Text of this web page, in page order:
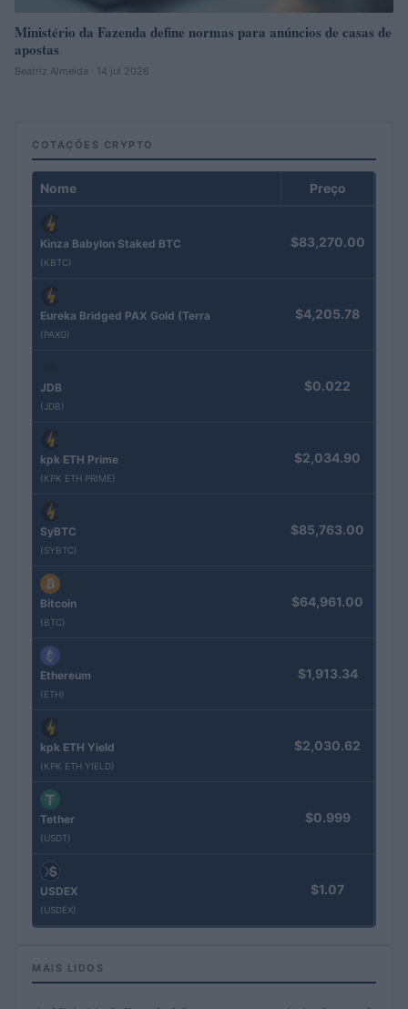
Ministério da Fazenda define normas para anúncios de casas de
apostas
Beatriz Almeida · 14 jul 2026
COTAÇÕES CRYPTO
Nome Preço
Kinza Babylon Staked BTC
(KBTC)
$83,270.00
Eureka Bridged PAX Gold (Terra
(PAXG)
$4,205.78
JDB
(JDB)
$0.022
kpk ETH Prime
(KPK ETH PRIME)
$2,034.90
SyBTC
(SYBTC)
$85,763.00
Bitcoin
(BTC)
$64,961.00
Ethereum
(ETH)
$1,913.34
kpk ETH Yield
(KPK ETH YIELD)
$2,030.62
Tether
(USDT)
$0.999
USDEX
(USDEX)
$1.07
MAIS LIDOS